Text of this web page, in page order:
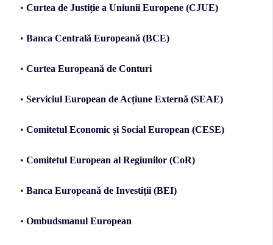
• Curtea de Justiție a Uniunii Europene (CJUE)
• Banca Centrală Europeană (BCE)
• Curtea Europeană de Conturi
• Serviciul European de Acțiune Externă (SEAE)
• Comitetul Economic și Social European (CESE)
• Comitetul European al Regiunilor (CoR)
• Banca Europeană de Investiții (BEI)
• Ombudsmanul European